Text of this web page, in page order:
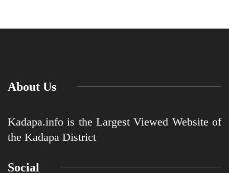
About Us
Kadapa.info is the Largest Viewed Website of
the Kadapa District
Social